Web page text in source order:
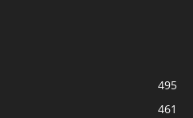
495
461